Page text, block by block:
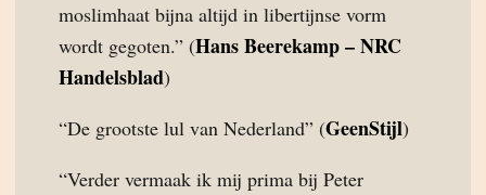
moslimhaat bijna altijd in libertijnse vorm
wordt gegoten.” (Hans Beerekamp – NRC
Handelsblad)
“De grootste lul van Nederland” (GeenStijl)
“Verder vermaak ik mij prima bij Peter